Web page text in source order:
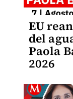
EU
del
Paola
2026